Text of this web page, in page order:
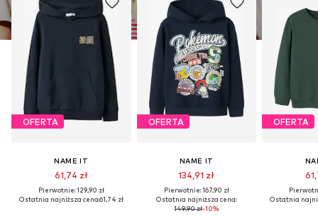
OFERTA
NAME IT
61,74 zł
Pierwotnie: 129,90 zł
Ostatnia najniższa cena:61,74 zł
OFERTA
NAME IT
134,91 zł
Pierwotnie: 167,90 zł
Ostatnia najniższa cena:
149,90 zł-10%
OFERTA
Ostatnia